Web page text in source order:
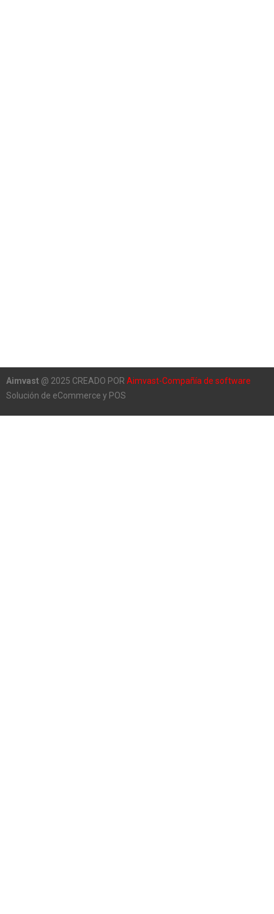
Aimvast @ 2025 CREADO POR Aimvast-Compañía de software
Solución de eCommerce y POS